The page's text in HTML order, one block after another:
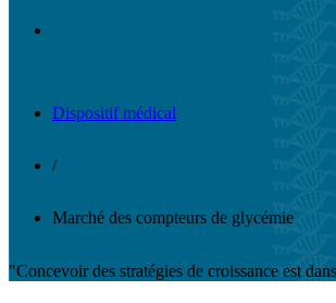
Dispositif médical
/
Marché des compteurs de glycémie
"Concevoir des stratégies de croissance est